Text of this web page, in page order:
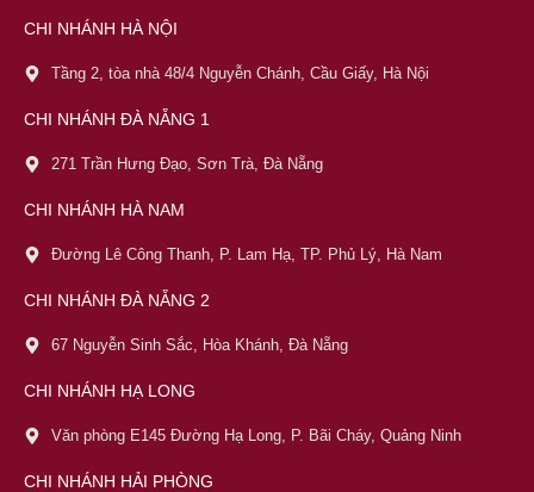
CHI NHÁNH HÀ NỘI
Tầng 2, tòa nhà 48/4 Nguyễn Chánh, Cầu Giấy, Hà Nội
CHI NHÁNH ĐÀ NẴNG 1
271 Trần Hưng Đạo, Sơn Trà, Đà Nẵng
CHI NHÁNH HÀ NAM
Đường Lê Công Thanh, P. Lam Hạ, TP. Phủ Lý, Hà Nam
CHI NHÁNH ĐÀ NẴNG 2
67 Nguyễn Sinh Sắc, Hòa Khánh, Đà Nẵng
CHI NHÁNH HẠ LONG
Văn phòng E145 Đường Hạ Long, P. Bãi Cháy, Quảng Ninh
CHI NHÁNH HẢI PHÒNG